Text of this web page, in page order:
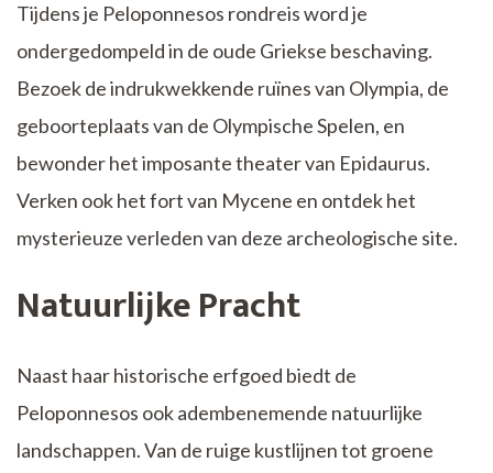
Tijdens je Peloponnesos rondreis word je
ondergedompeld in de oude Griekse beschaving.
Bezoek de indrukwekkende ruïnes van Olympia, de
geboorteplaats van de Olympische Spelen, en
bewonder het imposante theater van Epidaurus.
Verken ook het fort van Mycene en ontdek het
mysterieuze verleden van deze archeologische site.
Natuurlijke Pracht
Naast haar historische erfgoed biedt de
Peloponnesos ook adembenemende natuurlijke
landschappen. Van de ruige kustlijnen tot groene